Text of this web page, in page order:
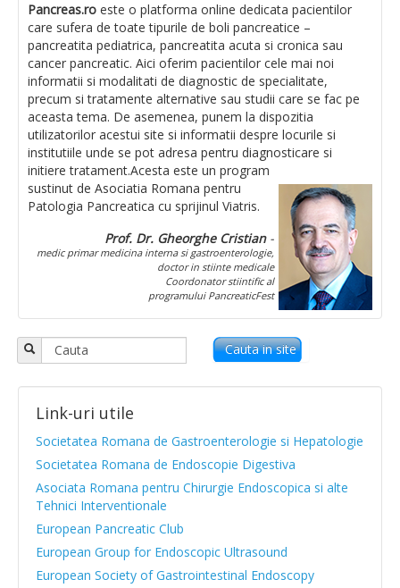
Sectiune pacienti
Ce este pancreasul
Anatomie si fiziologie
Bolile pancreatice
Insuficienta pancreatica exocrina
Diabetul zaharat
Pancreatita acuta (PA)
Pancreatita cronica
Fibroza chistica
Alte cazuri care asociaza Insuficienta
Metode de testare a functiei pancreatice
Teste imagistice
Teste functionale
Teste genetice
Pancreas.ro este o platforma online dedicata pacientilor
care sufera de toate tipurile de boli pancreatice –
pancreatita pediatrica, pancreatita acuta si cronica sau
cancer pancreatic. Aici oferim pacientilor cele mai noi
informatii si modalitati de diagnostic de specialitate,
precum si tratamente alternative sau studii care se fac pe
aceasta tema. De asemenea, punem la dispozitia
utilizatorilor acestui site si informatii despre locurile si
institutiile unde se pot adresa pentru diagnosticare si
initiere tratament.Acesta este un program
sustinut de Asociatia Romana pentru
Patologia Pancreatica cu sprijinul Viatris.
Prof. Dr. Gheorghe Cristian-
medic primar medicina interna si gastroenterologie,
doctor in stiinte medicale
Coordonator stiintific al
programului PancreaticFest
Cauta in site
Link-uri utile
Societatea Romana de Gastroenterologie si Hepatologie
Societatea Romana de Endoscopie Digestiva
Asociata Romana pentru Chirurgie Endoscopica si alte
Tehnici Interventionale
European Pancreatic Club
European Group for Endoscopic Ultrasound
European Society of Gastrointestinal Endoscopy